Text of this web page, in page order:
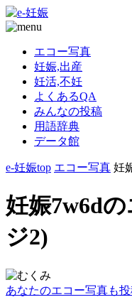
エコー写真
妊娠,出産
妊活,不妊
よくあるQA
みんなの投稿
用語辞典
データ館
e-妊娠top エコー写真 妊
妊娠7w6d
ジ2)
あなたのエコー写真も